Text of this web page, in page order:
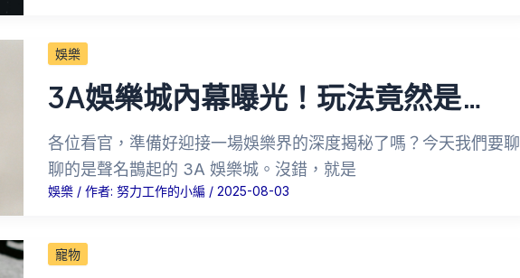
娛樂
3A娛樂城內幕曝光！玩法竟然是…
各位看官，準備好迎接一場娛樂界的深度揭秘了嗎？今天我們要聊
聊的是聲名鵲起的 3A 娛樂城。沒錯，就是
娛樂/ 作者: 努力工作的小編 / 2025-08-03
寵物